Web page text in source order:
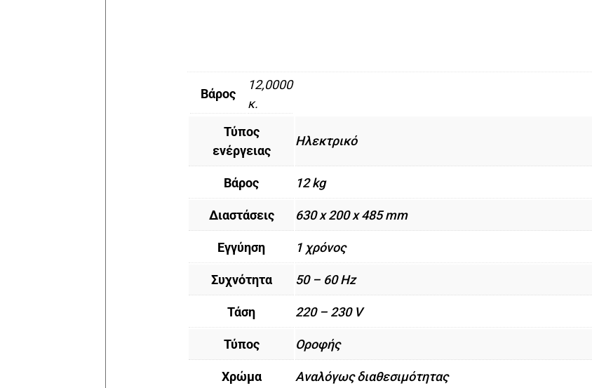
Βάρος
12,0000
κ.
Τύπος
ενέργειας
Ηλεκτρικό
Βάρος 12 kg
Διαστάσεις 630 x 200 x 485 mm
Εγγύηση 1 χρόνος
Συχνότητα 50 – 60 Hz
Τάση 220 – 230 V
Τύπος Οροφής
Χρώμα Αναλόγως διαθεσιμότητας